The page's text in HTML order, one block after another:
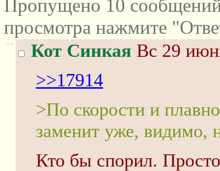
Пропущено 10
просмотра нажмите
>> Кот Синкая Вс 29
>>17914
>По скорости и
заменит уже, видимо,
Кто бы спорил.